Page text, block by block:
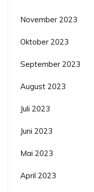
November 2023
Oktober 2023
September 2023
August 2023
Juli 2023
Juni 2023
Mai 2023
April 2023